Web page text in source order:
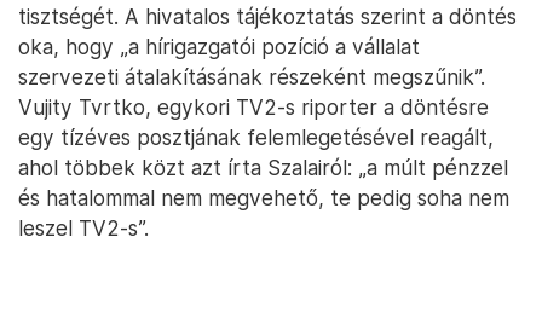
tisztségét. A hivatalos tájékoztatás szerint a döntés
oka, hogy „a hírigazgatói pozíció a vállalat
szervezeti átalakításának részeként megszűnik”.
Vujity Tvrtko, egykori TV2-s riporter a döntésre
egy tízéves posztjának felemlegetésével reagált,
ahol többek közt azt írta Szalairól: „a múlt pénzzel
és hatalommal nem megvehető, te pedig soha nem
leszel TV2-s”.